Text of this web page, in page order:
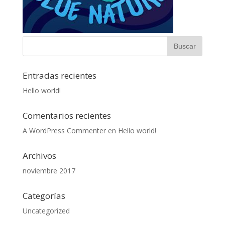
Entradas recientes
Hello world!
Comentarios recientes
A WordPress Commenteren Hello world!
Archivos
noviembre 2017
Categorías
Uncategorized